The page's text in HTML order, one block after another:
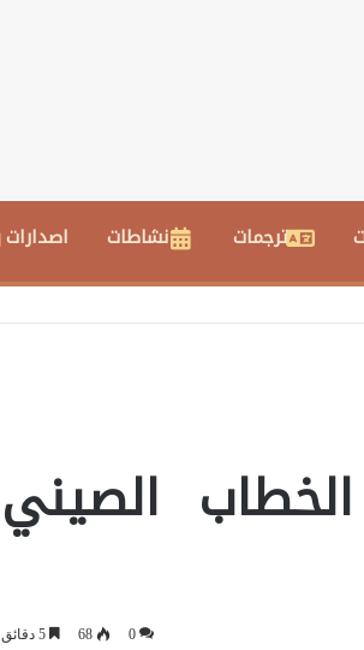
ترجمات نشاطات اصدارات
الصيني
0
68 5 دقائق